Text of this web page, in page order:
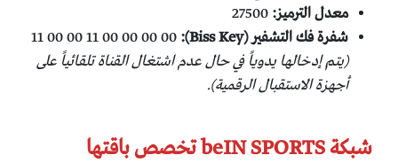
معدل الترميز:
شفرة فك التشفير (Biss Key):
(يتم إدخالها يدوياً في حال عدم اشتغال القناة تلقائياً على
أجهزة الاستقبال الرقمية).
​ شبكة beIN SPORTS تخصص باقتها